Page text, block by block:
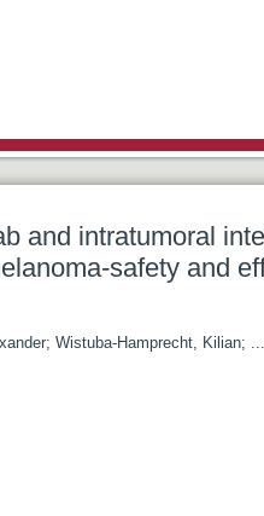
2 in pretreated
and intratumoral
safety and
; Wistuba-Hamprecht, Kilian; ...